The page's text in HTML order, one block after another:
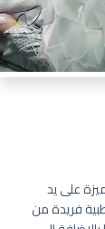
على يد
فريدة من